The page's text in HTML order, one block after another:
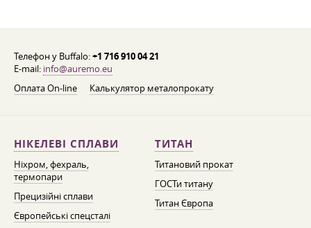
Телефон у Buffalo:+1 716 910 04 21
E-mail: info@auremo.eu
Оплата On-line
Калькулятор металопрокату
НІКЕЛЕВІ СПЛАВИ
Ніхром, фехраль,
термопари
Прецизійні сплави
Європейські спецсталі
ТИТАН
Титановий прокат
ГОСТи титану
Титан Європа